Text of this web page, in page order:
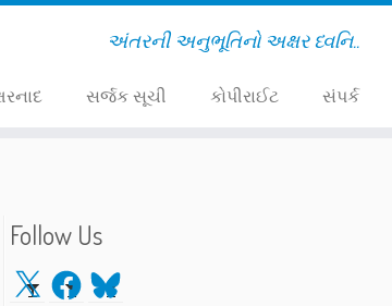
અંતરની અનુભૂતિનો અક્ષર ધ્વનિ..
સર્જક સૂચી કોપીરાઈટ સંપર્ક
Follow Us
X Facebook
Bluesky